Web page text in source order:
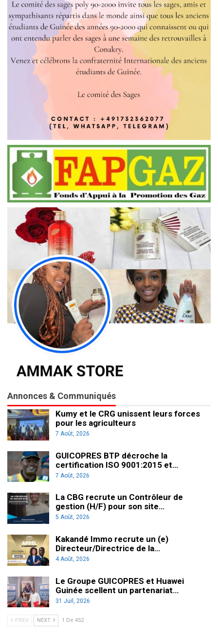
Annonces & Communiqués
Kumy et le CRG unissent leurs forces
pour les agriculteurs
7 Août, 2026
GUICOPRES BTP décroche la
certification ISO 9001:2015 et…
7 Août, 2026
La CBG recrute un Contrôleur de
gestion (H/F) pour son site…
5 Août, 2026
Kakandé Immo recrute un (e)
Directeur/Directrice de la…
4 Août, 2026
Le Groupe GUICOPRES et Huawei
Guinée scellent un partenariat…
31 Juil, 2026
PREV NEXT 1 De 452